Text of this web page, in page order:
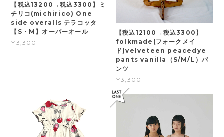
【税込13200→税込3300】ミ
チリコ(michirico) One
side overalls テラコッタ
【S・M】オーバーオール
¥3,300
【税込12100→税込3300】
folkmade(フォークメイ
ド)velveteen peacedye
pants vanilla（S/M/L）パ
ンツ
¥3,300